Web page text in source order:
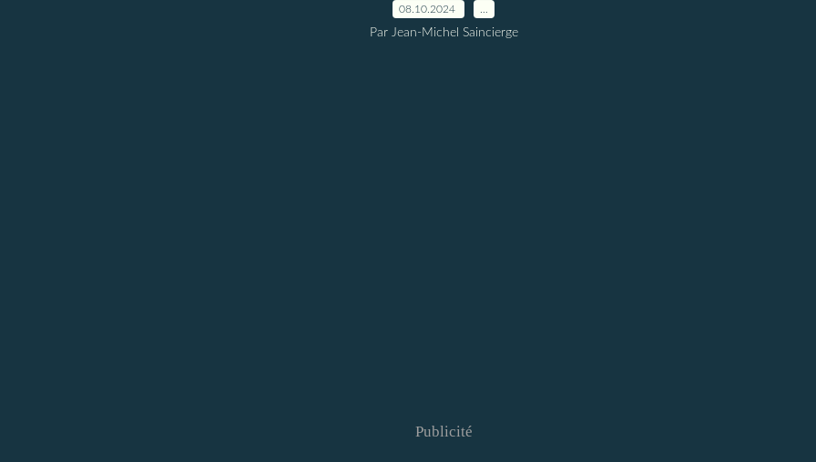
08.10.2024
Par Jean-Michel Saincierge
Publicité